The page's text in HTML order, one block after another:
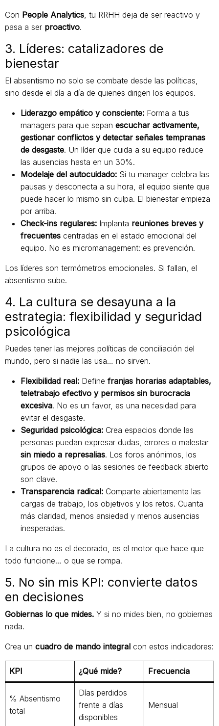
Con People Analytics, tu RRHH deja de ser reactivo y
pasa a ser proactivo.
3. Líderes: catalizadores de
bienestar
El absentismo no solo se combate desde las políticas,
sino desde el día a día de quienes dirigen los equipos.
Liderazgo empático y consciente: Forma a tus
managers para que sepan escuchar activamente,
gestionar conflictos y detectar señales tempranas
de desgaste. Un líder que cuida a su equipo reduce
las ausencias hasta en un 30%.
Modelaje del autocuidado: Si tu manager celebra las
pausas y desconecta a su hora, el equipo siente que
puede hacer lo mismo sin culpa. El bienestar empieza
por arriba.
Check-ins regulares: Implanta reuniones breves y
frecuentes centradas en el estado emocional del
equipo. No es micromanagement: es prevención.
Los líderes son termómetros emocionales. Si fallan, el
absentismo sube.
4. La cultura se desayuna a la
estrategia: flexibilidad y seguridad
psicológica
Puedes tener las mejores políticas de conciliación del
mundo, pero si nadie las usa… no sirven.
Flexibilidad real: Define franjas horarias adaptables,
teletrabajo efectivo y permisos sin burocracia
excesiva. No es un favor, es una necesidad para
evitar el desgaste.
Seguridad psicológica: Crea espacios donde las
personas puedan expresar dudas, errores o malestar
sin miedo a represalias. Los foros anónimos, los
grupos de apoyo o las sesiones de feedback abierto
son clave.
Transparencia radical: Comparte abiertamente las
cargas de trabajo, los objetivos y los retos. Cuanta
más claridad, menos ansiedad y menos ausencias
inesperadas.
La cultura no es el decorado, es el motor que hace que
todo funcione… o que se rompa.
5. No sin mis KPI: convierte datos
en decisiones
Gobiernas lo que mides. Y si no mides bien, no gobiernas
nada.
Crea un cuadro de mando integral con estos indicadores:
KPI ¿Qué mide? Frecuencia
% Absentismo
total
Días perdidos
frente a días
disponibles
Mensual